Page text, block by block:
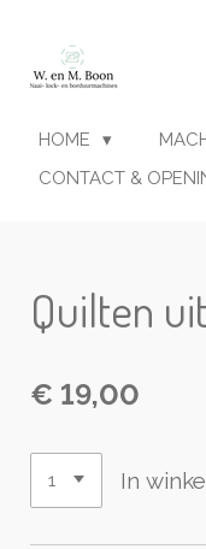
naar
hoofdinhoud
HOME
CONTACT &
Quilten
€ 19,00
In